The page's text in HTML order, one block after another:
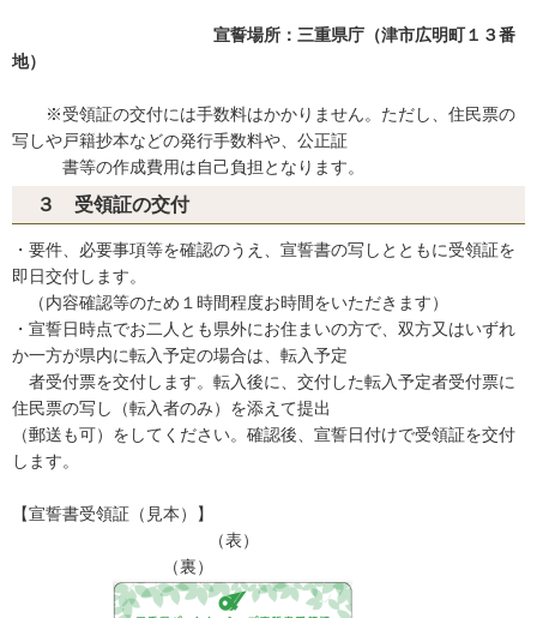
宣誓場所：三重県庁（津市広明町１３番
地）
※受領証の交付には手数料はかかりません。ただし、住民票の
写しや戸籍抄本などの発行手数料や、公正証
書等の作成費用は自己負担となります。
３ 受領証の交付
・要件、必要事項等を確認のうえ、宣誓書の写しとともに受領証を
即日交付します。
（内容確認等のため１時間程度お時間をいただきます）
・宣誓日時点でお二人とも県外にお住まいの方で、双方又はいずれ
か一方が県内に転入予定の場合は、転入予定
者受付票を交付します。転入後に、交付した転入予定者受付票に
住民票の写し（転入者のみ）を添えて提出
（郵送も可）をしてください。確認後、宣誓日付けで受領証を交付
します。
【宣誓書受領証（見本）】
（表）
（裏）